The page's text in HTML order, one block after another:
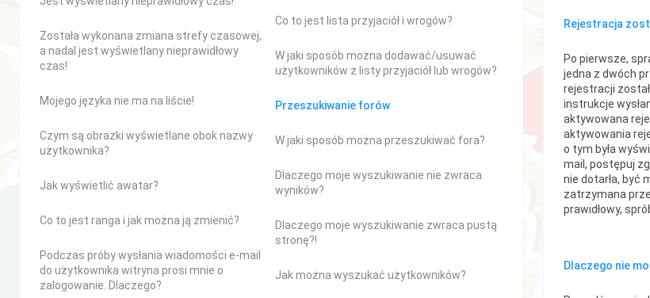
Została wykonana zmiana strefy czasowej,
a nadal jest wyświetlany nieprawidłowy
czas!
Mojego języka nie ma na liście!
Czym są obrazki wyświetlane obok nazwy
użytkownika?
Jak wyświetlić awatar?
Co to jest ranga i jak można ją zmienić?
Podczas próby wysłania wiadomości e-mail
do użytkownika witryna prosi mnie o
zalogowanie. Dlaczego?
Co to jest lista przyjaciół i wrogów?
W jaki sposób można dodawać/usuwać
użytkowników z listy przyjaciół lub wrogów?
Przeszukiwanie forów
W jaki sposób można przeszukiwać fora?
Dlaczego moje wyszukiwanie nie zwraca
wyników?
Dlaczego moje wyszukiwanie zwraca pustą
stronę?!
Jak można wyszukać użytkowników?
Rejestracja
Po pierwsze,
jedna z dwóch
rejestracji
instrukcje
aktywowana
aktywowania
o tym była
mail, postępuj
nie dotarła, być
zatrzymana
prawidłowy,
Dlaczego nie